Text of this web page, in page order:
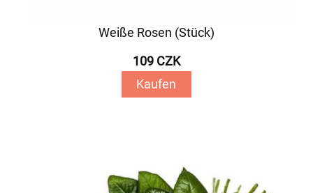
Weiße Rosen (Stück)
109 CZK
Kaufen